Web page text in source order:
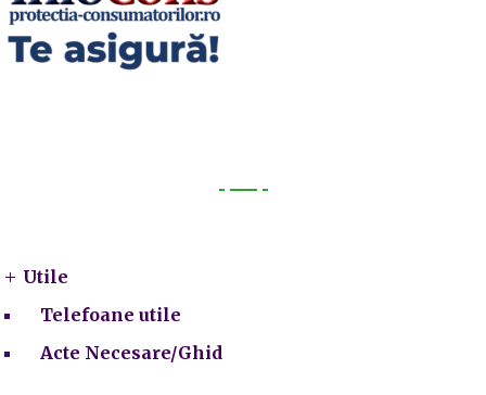
Utile
Telefoane utile
Acte Necesare/Ghid